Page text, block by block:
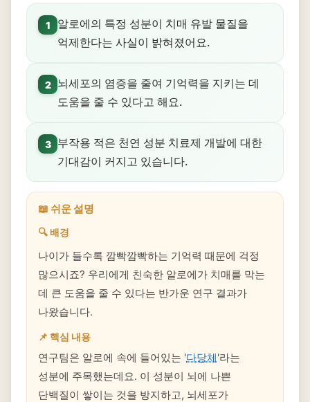
1
알로에의 특정 성분이 치매 유발 물질을
억제한다는 사실이 밝혀졌어요.
2
뇌세포의 염증을 줄여 기억력을 지키는 데
도움을 줄 수 있다고 해요.
3
부작용 적은 천연 성분 치료제 개발에 대한
기대감이 커지고 있습니다.
📖 쉬운 설명
🔍 배경
나이가 들수록 깜빡깜빡하는 기억력 때문에 걱정
많으시죠? 우리에게 친숙한 알로에가 치매를 막는
데 큰 도움을 줄 수 있다는 반가운 연구 결과가
나왔습니다.
📌 핵심 내용
연구팀은 알로에 속에 들어있는 '다당체'라는
성분에 주목했는데요. 이 성분이 뇌에 나쁜
단백질이 쌓이는 것을 방지하고, 뇌세포가